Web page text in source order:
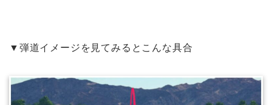
▼弾道イメージを見てみるとこんな具合